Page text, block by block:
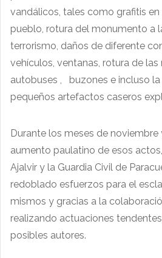
vandálicos, tales como grafitis
pueblo, rotura del monumento a
terrorismo, daños de diferente
vehículos, ventanas, rotura de las
autobuses , buzones e incluso
pequeños artefactos caseros
Durante los meses de
aumento paulatino de esos
Ajalvir y la Guardia Civil de
redoblado esfuerzos para el
mismos y gracias a la
realizando actuaciones
posibles autores.